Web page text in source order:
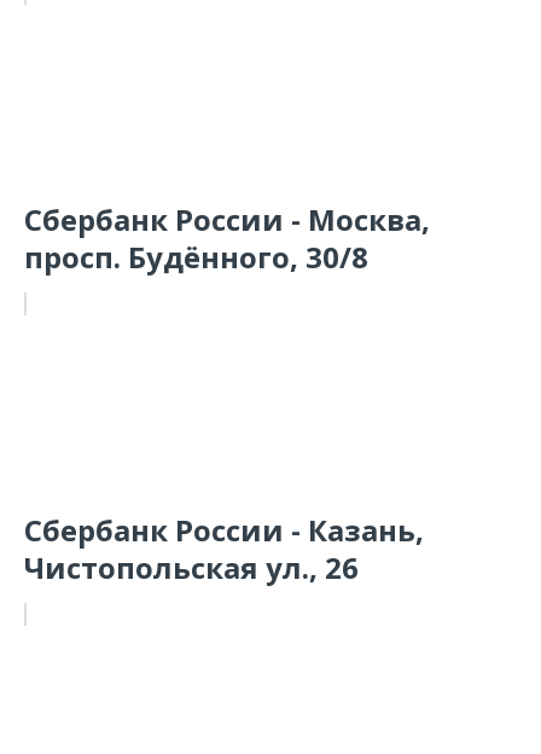
Сбербанк России - Москва,
просп. Будённого, 30/8
Сбербанк России - Казань,
Чистопольская ул., 26